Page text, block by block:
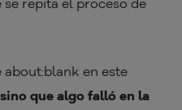
repita el proceso de
en este
sino que algo falló en la